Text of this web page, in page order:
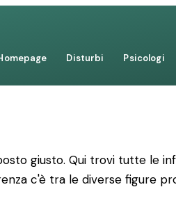
Disturbi Psicologi
giusto. Qui trovi tutte le
c'è tra le diverse figure